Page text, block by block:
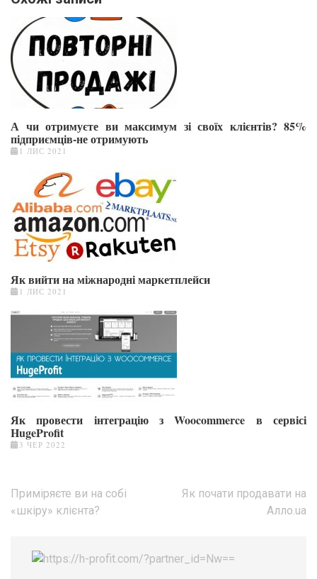
А чи отримуєте ви максимум зі своїх клієнтів? 85%
підприємців-не отримують
1 ЛИС 2021
Як вийти на міжнародні маркетплейси
1 ЛИС 2021
Як провести інтеграцію з Woocommerce в сервісі
HugeProfit
3 ЧЕР 2022
Навігація
записів
Приміряєте ви на собі
«шкіру» клієнта?
Як почати продавати на
Алло.ua